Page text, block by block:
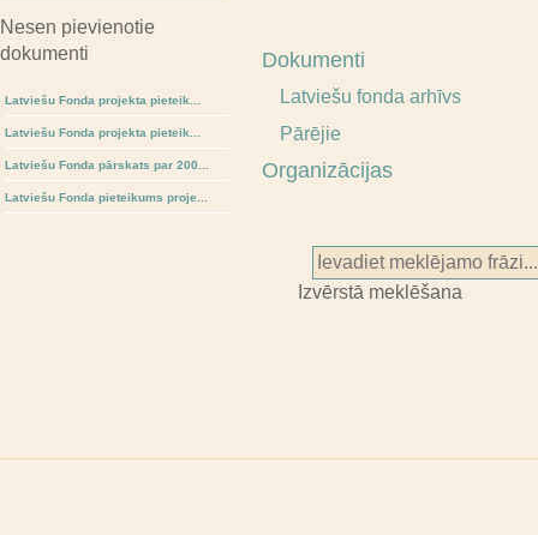
Nesen pievienotie
dokumenti
Latviešu Fonda projekta pieteik...
Latviešu Fonda projekta pieteik...
Latviešu Fonda pārskats par 200...
Latviešu Fonda pieteikums proje...
Dokumenti
Latviešu fonda arhīvs
Pārējie
Organizācijas
Izvērstā meklēšana